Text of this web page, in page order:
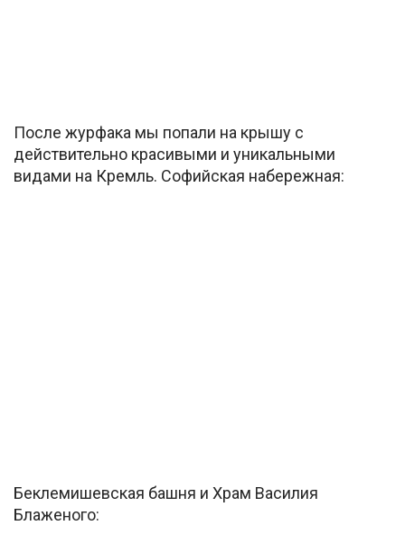
После журфака мы попали на крышу с
действительно красивыми и уникальными
видами на Кремль. Софийская набережная:
Беклемишевская башня и Храм Василия
Блаженого: